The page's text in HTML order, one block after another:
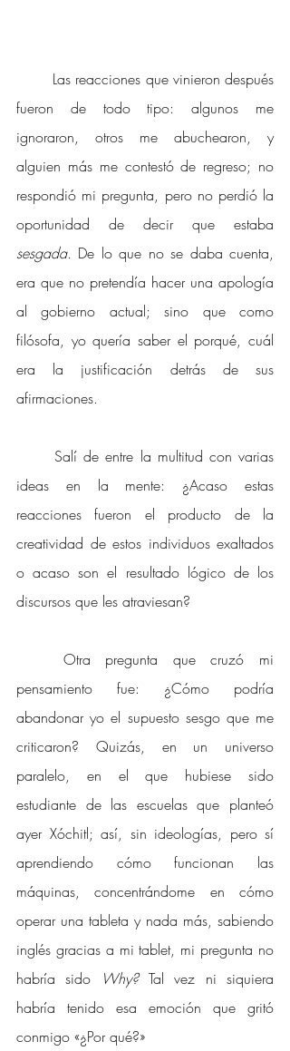
Las reacciones que vinieron después
fueron de todo tipo: algunos me
ignoraron, otros me abuchearon, y
alguien más me contestó de regreso; no
respondió mi pregunta, pero no perdió la
sesgada. De lo que no se daba cuenta,
era que no pretendía hacer una apología
al gobierno actual; sino que como
filósofa, yo quería saber el porqué, cuál
era la justificación detrás de sus
afirmaciones.
Salí de entre la multitud con varias
ideas en la mente: ¿Acaso estas
reacciones fueron el producto de la
creatividad de estos individuos exaltados
o acaso son el resultado lógico de los
discursos que les atraviesan?
Otra pregunta que cruzó mi
pensamiento fue: ¿Cómo podría
abandonar yo el supuesto sesgo que me
criticaron? Quizás, en un universo
paralelo, en el que hubiese sido
estudiante de las escuelas que planteó
ayer Xóchitl; así, sin ideologías, pero sí
aprendiendo cómo funcionan las
máquinas, concentrándome en cómo
operar una tableta y nada más, sabiendo
inglés gracias a mi tablet, mi pregunta no
habría sido
Why? Tal vez ni siquiera
habría tenido esa emoción que gritó
conmigo «¿Por qué?»